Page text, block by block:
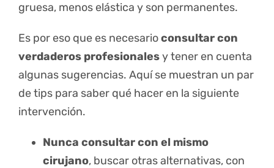
gruesa, menos elástica y son permanentes.
Es por eso que es necesarioconsultar con
verdaderos profesionalesy tener en cuenta
algunas sugerencias. Aquí se muestran un par
de tips para saber qué hacer en la siguiente
intervención.
Nunca consultar con el mismo
cirujano, buscar otras alternativas, con